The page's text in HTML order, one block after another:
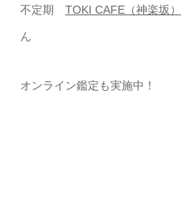
不定期 TOKI CAFE（神楽坂）
ん
オンライン鑑定も実施中！